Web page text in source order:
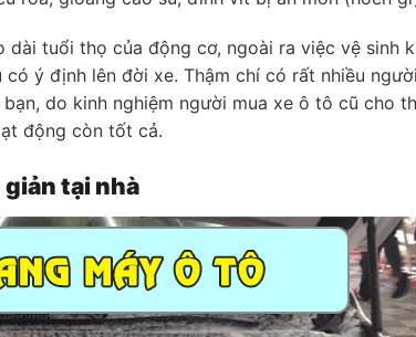
tuổi thọ của động cơ, ngoài ra việc vệ sinh
ý định lên đời xe. Thậm chí có rất nhiều
do kinh nghiệm người mua xe ô tô cũ cho
động còn tốt cả.
tại nhà